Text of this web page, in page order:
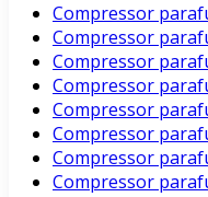
Compressor
Compressor
Compressor
Compressor
Compressor
Compressor
Compressor
Compressor